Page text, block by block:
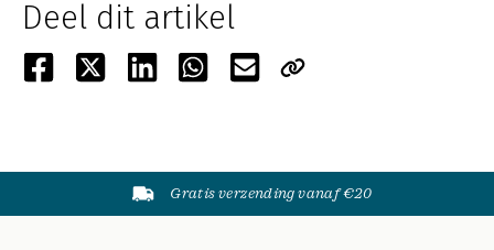
Deel dit artikel
Gratis verzending vanaf €20